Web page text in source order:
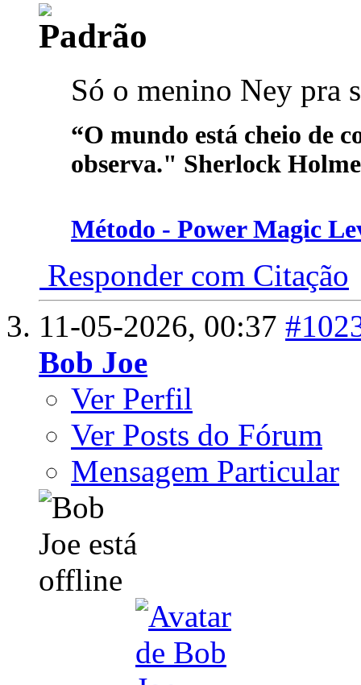
Só o menino Ney pra
“O mundo está cheio de
observa." Sherlock
Método - Power Magic
Responder com Citação
11-05-2026, 00:37
Bob Joe
Ver Perfil
Ver Posts do Fórum
Mensagem Particular